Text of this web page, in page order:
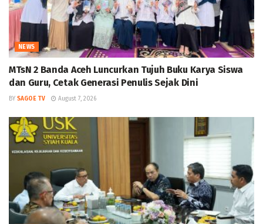
NEWS
MTsN 2 Banda Aceh Luncurkan Tujuh Buku Karya Siswa
dan Guru, Cetak Generasi Penulis Sejak Dini
BY SAGOE TV August 7, 2026